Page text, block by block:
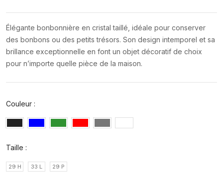
Élégante bonbonnière en cristal taillé, idéale pour conserver
des bonbons ou des petits trésors. Son design intemporel et sa
brillance exceptionnelle en font un objet décoratif de choix
pour n’importe quelle pièce de la maison.
Couleur :
Taille :
29 H 33 L 29 P